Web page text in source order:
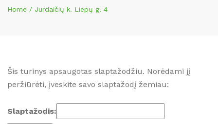
Home Jurdaičių k. Liepų g. 4
Šis turinys apsaugotas slaptažodžiu. Norėdami jį
peržiūrėti, įveskite savo slaptažodį žemiau:
Slaptažodis: